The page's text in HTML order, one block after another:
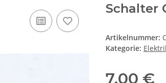
Schalter
Artikelnummer:
Kategorie:
7,00 €